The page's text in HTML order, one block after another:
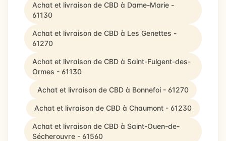
Achat et livraison de CBD à Dame-Marie -
61130
Achat et livraison de CBD à Les Genettes -
61270
Achat et livraison de CBD à Saint-Fulgent-des-
Ormes - 61130
Achat et livraison de CBD à Bonnefoi - 61270
Achat et livraison de CBD à Chaumont - 61230
Achat et livraison de CBD à Saint-Ouen-de-
Sécherouvre - 61560